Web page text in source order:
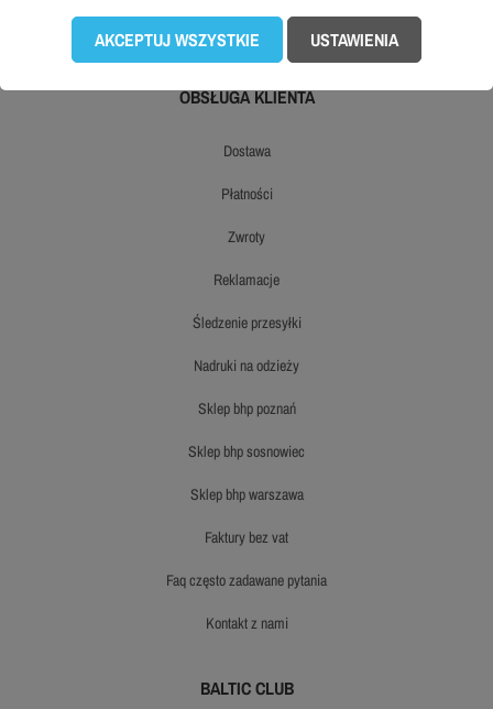
mapa strony
OBSŁUGA KLIENTA
dostawa
płatności
zwroty
reklamacje
śledzenie przesyłki
nadruki na odzieży
sklep bhp poznań
sklep bhp sosnowiec
sklep bhp warszawa
faktury bez vat
faq często zadawane pytania
kontakt z nami
BALTIC CLUB
AKCEPTUJ WSZYSTKIE USTAWIENIA